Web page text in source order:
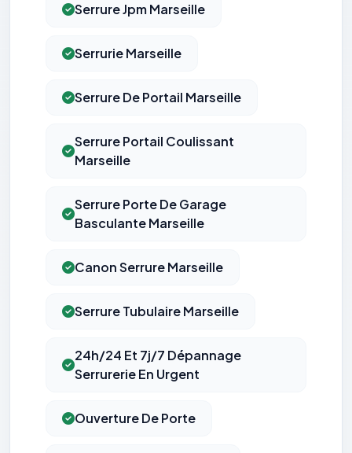
Serrure Jpm Marseille
Serrurie Marseille
Serrure De Portail Marseille
Serrure Portail Coulissant
Marseille
Serrure Porte De Garage
Basculante Marseille
Canon Serrure Marseille
Serrure Tubulaire Marseille
24h/24 Et 7j/7 Dépannage
Serrurerie En Urgent
Ouverture De Porte